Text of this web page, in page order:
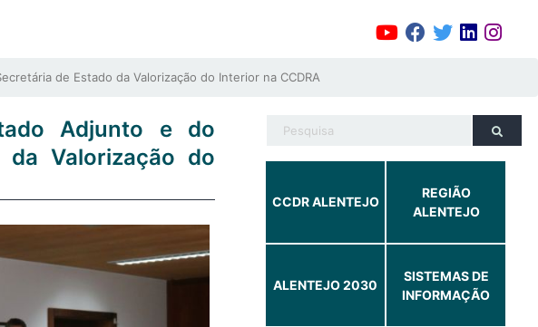
de Estado da Valorização do Interior na CCDRA
Adjunto e do
da Valorização do
CCDR ALENTEJO
REGIÃO
ALENTEJO
ALENTEJO 2030
SISTEMAS DE
INFORMAÇÃO